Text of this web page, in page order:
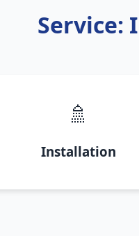
Service:
🚿
Installation